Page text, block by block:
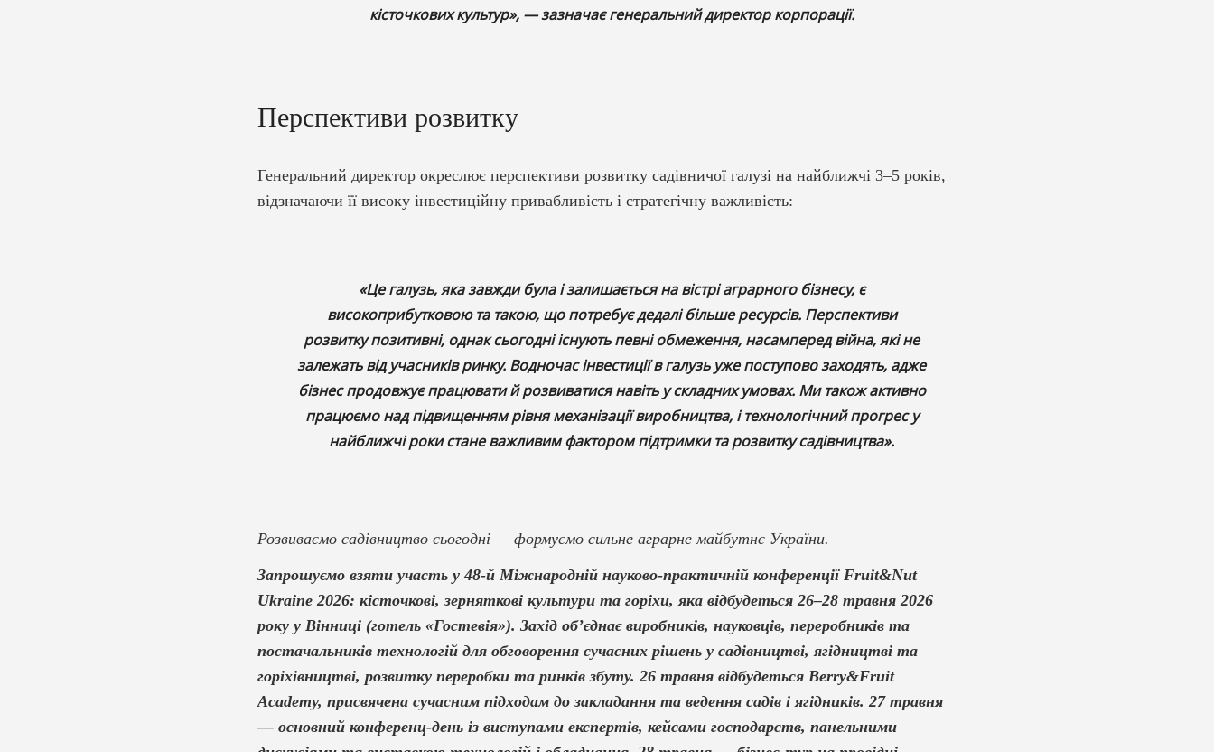
кісточкових культур», — зазначає генеральний директор корпорації.
Перспективи розвитку
Генеральний директор окреслює перспективи розвитку садівничої галузі на найближчі 3–5 років,
відзначаючи її високу інвестиційну привабливість і стратегічну важливість:
«Це галузь, яка завжди була і залишається на вістрі аграрного бізнесу, є
високоприбутковою та такою, що потребує дедалі більше ресурсів. Перспективи
розвитку позитивні, однак сьогодні існують певні обмеження, насамперед війна, які не
залежать від учасників ринку. Водночас інвестиції в галузь уже поступово заходять, адже
бізнес продовжує працювати й розвиватися навіть у складних умовах. Ми також активно
працюємо над підвищенням рівня механізації виробництва, і технологічний прогрес у
найближчі роки стане важливим фактором підтримки та розвитку садівництва».
Розвиваємо садівництво сьогодні — формуємо сильне аграрне майбутнє України.
Запрошуємо взяти участь у 48-й Міжнародній науково-практичній конференції Fruit&Nut
Ukraine 2026: кісточкові, зерняткові культури та горіхи, яка відбудеться 26–28 травня 2026
року у Вінниці (готель «Гостевія»). Захід об’єднає виробників, науковців, переробників та
постачальників технологій для обговорення сучасних рішень у садівництві, ягідництві та
горіхівництві, розвитку переробки та ринків збуту. 26 травня відбудеться Berry&Fruit
Academy, присвячена сучасним підходам до закладання та ведення садів і ягідників. 27 травня
— основний конференц-день із виступами експертів, кейсами господарств, панельними